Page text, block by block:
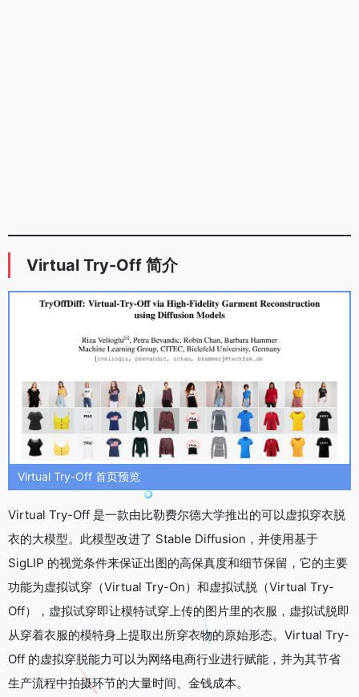
Virtual Try-Off 简介
Virtual Try-Off 首页预览
Virtual Try-Off 是一款由比勒费尔德大学推出的可以虚拟穿衣脱
衣的大模型。此模型改进了 Stable Diffusion，并使用基于
SigLIP 的视觉条件来保证出图的高保真度和细节保留，它的主要
功能为虚拟试穿（Virtual Try-On）和虚拟试脱（Virtual Try-
Off），虚拟试穿即让模特试穿上传的图片里的衣服，虚拟试脱即
从穿着衣服的模特身上提取出所穿衣物的原始形态。Virtual Try-
Off 的虚拟穿脱能力可以为网络电商行业进行赋能，并为其节省
生产流程中拍摄环节的大量时间、金钱成本。